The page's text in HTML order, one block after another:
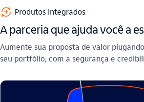
cadastro_positivo Produtos Integrados
A parceria que ajuda você a
Aumente sua proposta de valor
seu portfólio, com a segurança e